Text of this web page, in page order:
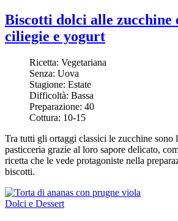
Biscotti dolci alle zucchine
ciliegie e yogurt
Ricetta: Vegetariana
Senza: Uova
Stagione: Estate
Difficoltà: Bassa
Preparazione: 40
Cottura: 10-15
Tra tutti gli ortaggi classici le zucchine sono
pasticceria grazie al loro sapore delicato,
ricetta che le vede protagoniste nella
biscotti.
Dolci e Dessert